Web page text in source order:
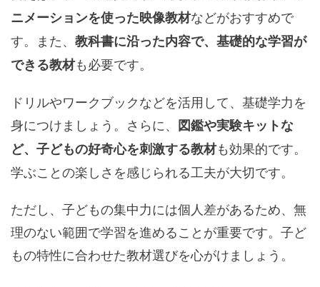
ニメーションを使った映像教材などがおすすめで
す。また、 教科書に沿った内容で、基礎的な学習が
できる教材も必要です。
ドリルやワークブックなどを活用して、基礎学力を
身につけましょう。さらに、 図鑑や実験キットな
ど、子どもの好奇心を刺激する教材も効果的です。
学ぶことの楽しさを感じられる工夫が大切です。
ただし、子どもの集中力には個人差があるため、無
理のない範囲で学習を進めることが重要です。子ど
もの特性に合わせた教材選びを心がけましょう。